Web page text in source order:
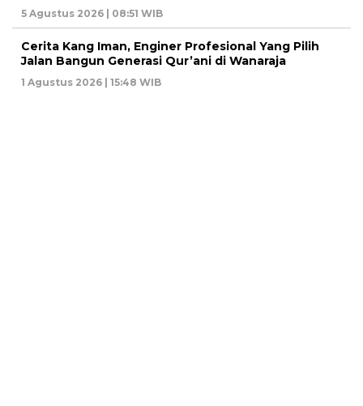
5 Agustus 2026 | 08:51 WIB
Cerita Kang Iman, Enginer Profesional Yang Pilih
Jalan Bangun Generasi Qur’ani di Wanaraja
1 Agustus 2026 | 15:48 WIB